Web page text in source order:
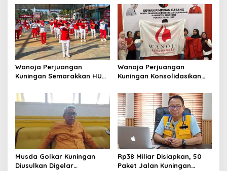
Wanoja Perjuangan
Kuningan Semarakkan HUT
Perempuan Harus Sehat
dan Berdaya
Wanoja Perjuangan
Kuningan Konsolidasikan
Kegiatan Positif Generasi
Muda
Musda Golkar Kuningan
Diusulkan Digelar
Rp38 Miliar Disiapkan, 50
Paket Jalan Kuningan